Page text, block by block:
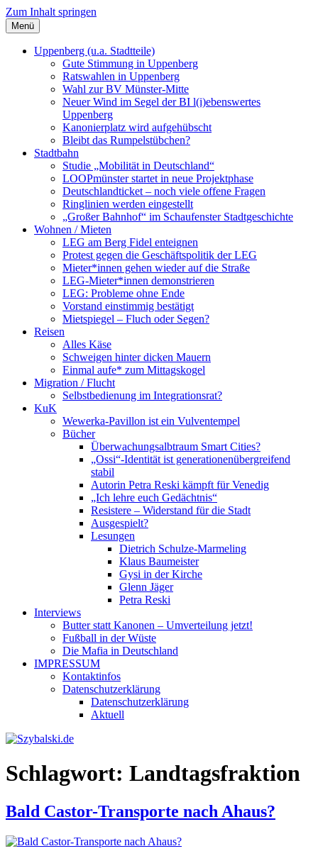
Zum Inhalt springen
Szybalski.de
Infos über und von Werner Szybalski (Münster)
Menü
Uppenberg (u.a. Stadtteile)
Gute Stimmung in Uppenberg
Ratswahlen in Uppenberg
Wahl zur BV Münster-Mitte
Neuer Wind im Segel der BI l(i)ebenswertes
Uppenberg
Kanonierplatz wird aufgehübscht
Bleibt das Rumpelstübchen?
Stadtbahn
Studie „Mobilität in Deutschland“
LOOPmünster startet in neue Projektphase
Deutschlandticket – noch viele offene Fragen
Ringlinien werden eingestellt
„Großer Bahnhof“ im Schaufenster Stadtgeschichte
Wohnen / Mieten
LEG am Berg Fidel enteignen
Protest gegen die Geschäftspolitik der LEG
Mieter*innen gehen wieder auf die Straße
LEG-Mieter*innen demonstrieren
LEG: Probleme ohne Ende
Vorstand einstimmig bestätigt
Mietspiegel – Fluch oder Segen?
Reisen
Alles Käse
Schweigen hinter dicken Mauern
Einmal aufe* zum Mittagskogel
Migration / Flucht
Selbstbedienung im Integrationsrat?
KuK
Wewerka-Pavillon ist ein Vulventempel
Bücher
Überwachungsalbtraum Smart Cities?
„Ossi“-Identität ist generationenübergreifend
stabil
Autorin Petra Reski kämpft für Venedig
„Ich lehre euch Gedächtnis“
Resistere – Widerstand für die Stadt
Ausgespielt?
Lesungen
Dietrich Schulze-Marmeling
Klaus Baumeister
Gysi in der Kirche
Glenn Jäger
Petra Reski
Interviews
Butter statt Kanonen – Umverteilung jetzt!
Fußball in der Wüste
Die Mafia in Deutschland
IMPRESSUM
Kontaktinfos
Datenschutzerklärung
Datenschutzerklärung
Aktuell
Schlagwort: Landtagsfraktion
Bald Castor-Transporte nach Ahaus?